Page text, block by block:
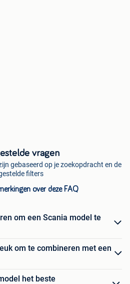
vragen
gebaseerd op je zoekopdracht en de
filters
over deze FAQ
om een Scania model te
om te combineren met een
het beste